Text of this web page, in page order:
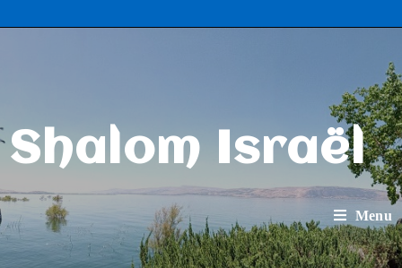
Shalom Israël
Menu